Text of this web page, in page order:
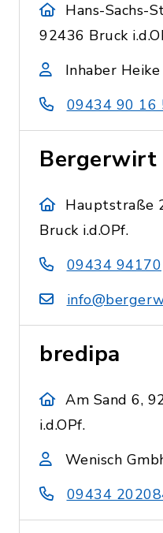
Hans-Sachs-
92436 Bruck
Inhaber
09434 90 16
Bergerwirt
Hauptstraße
Bruck i.d.OPf.
09434 94170
bredipa
Am Sand 6,
i.d.OPf.
Wenisch
09434